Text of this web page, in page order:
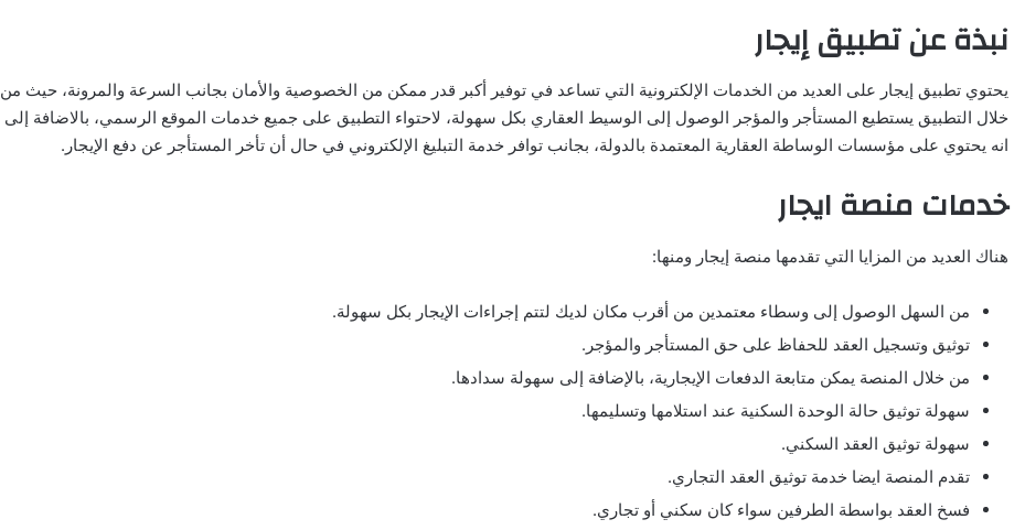
نبذة عن تطبيق إيجار
يحتوي تطبيق إيجار على العديد من الخدمات الإلكترونية التي تساعد في توفير أكبر قدر ممكن من الخصوصية والأمان بجانب السرعة والمرونة، حيث من
خلال التطبيق يستطيع المستأجر والمؤجر الوصول إلى الوسيط العقاري بكل سهولة، لاحتواء التطبيق على جميع خدمات الموقع الرسمي، بالاضافة إلى
انه يحتوي على مؤسسات الوساطة العقارية المعتمدة بالدولة، بجانب توافر خدمة التبليغ الإلكتروني في حال أن تأخر المستأجر عن دفع الإيجار.
خدمات منصة ايجار
هناك العديد من المزايا التي تقدمها منصة إيجار ومنها:
من السهل الوصول إلى وسطاء معتمدين من أقرب مكان لديك لتتم إجراءات الإيجار بكل سهولة.
توثيق وتسجيل العقد للحفاظ على حق المستأجر والمؤجر.
من خلال المنصة يمكن متابعة الدفعات الإيجارية، بالإضافة إلى سهولة سدادها.
سهولة توثيق حالة الوحدة السكنية عند استلامها وتسليمها.
سهولة توثيق العقد السكني.
تقدم المنصة ايضا خدمة توثيق العقد التجاري.
فسخ العقد بواسطة الطرفين سواء كان سكني أو تجاري.